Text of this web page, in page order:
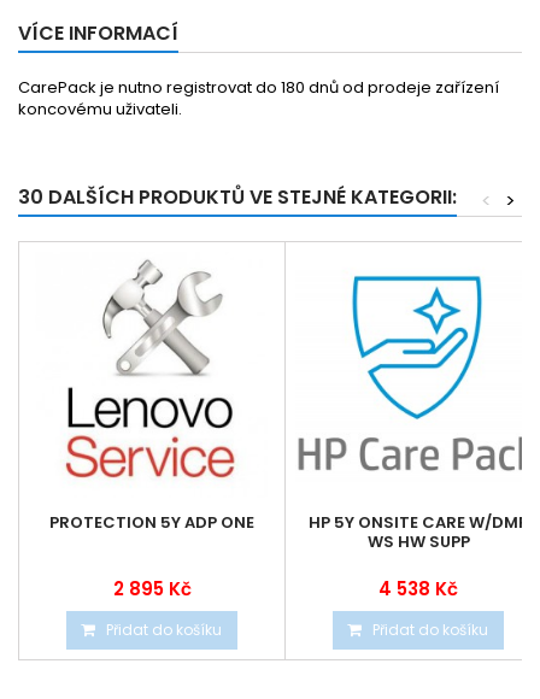
VÍCE INFORMACÍ
CarePack je nutno registrovat do 180 dnů od prodeje zařízení
koncovému uživateli.
30 DALŠÍCH PRODUKTŮ VE STEJNÉ KATEGORII: >
<
PROTECTION 5Y ADP ONE
2 895 Kč
Přidat do košíku
HP 5Y ONSITE CARE W/DMR
WS HW SUPP
4 538 Kč
Přidat do košíku